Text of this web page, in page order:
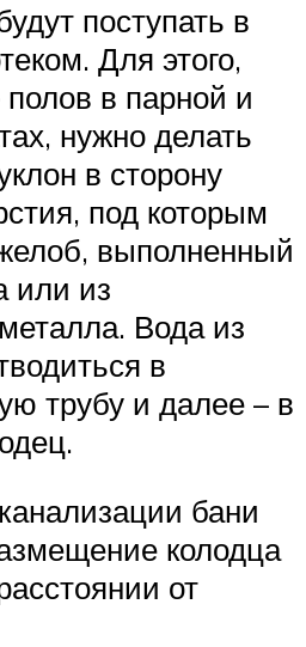
поступать в
Для этого,
в парной и
нужно делать
в сторону
под которым
выполненный
или из
Вода из
в
трубу и далее – в
бани
колодца
от